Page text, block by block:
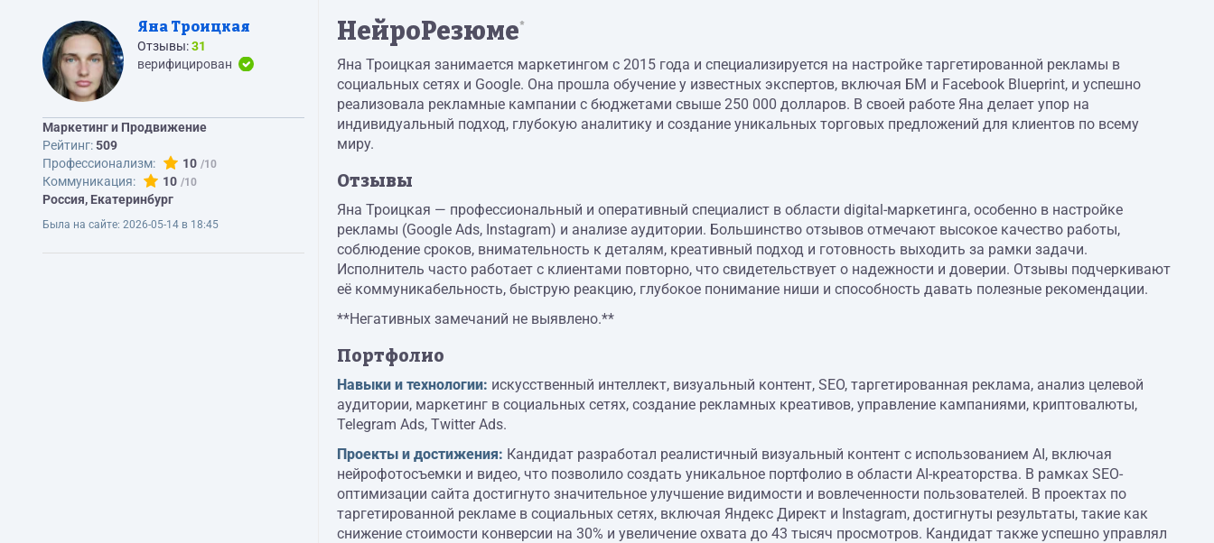
Яна Троицкая
Отзывы:31
верифицирован
Маркетинг и Продвижение
Рейтинг:509
Профессионализм:
10
Коммуникация:
10
Россия, Екатеринбург
Была на сайте: 2026-05-14 в 18:45
НейроРезюме*
Яна Троицкая занимается маркетингом с 2015 года и специализируется на настройке таргетированной рекламы в
социальных сетях и Google. Она прошла обучение у известных экспертов, включая БМ и Facebook Blueprint, и успешно
реализовала рекламные кампании с бюджетами свыше 250 000 долларов. В своей работе Яна делает упор на
индивидуальный подход, глубокую аналитику и создание уникальных торговых предложений для клиентов по всему
миру.
Отзывы
Яна Троицкая — профессиональный и оперативный специалист в области digital-маркетинга, особенно в настройке
рекламы (Google Ads, Instagram) и анализе аудитории. Большинство отзывов отмечают высокое качество работы,
соблюдение сроков, внимательность к деталям, креативный подход и готовность выходить за рамки задачи.
Исполнитель часто работает с клиентами повторно, что свидетельствует о надежности и доверии. Отзывы подчеркивают
её коммуникабельность, быструю реакцию, глубокое понимание ниши и способность давать полезные рекомендации.
**Негативных замечаний не выявлено.**
Портфолио
Навыки и технологии: искусственный интеллект, визуальный контент, SEO, таргетированная реклама, анализ целевой
аудитории, маркетинг в социальных сетях, создание рекламных креативов, управление кампаниями, криптовалюты,
Telegram Ads, Twitter Ads.
Проекты и достижения: Кандидат разработал реалистичный визуальный контент с использованием AI, включая
нейрофотосъемки и видео, что позволило создать уникальное портфолио в области AI-креаторства. В рамках SEO-
оптимизации сайта достигнуто значительное улучшение видимости и вовлеченности пользователей. В проектах по
таргетированной рекламе в социальных сетях, включая Яндекс Директ и Instagram, достигнуты результаты, такие как
снижение стоимости конверсии на 30% и увеличение охвата до 43 тысяч просмотров. Кандидат также успешно управлял